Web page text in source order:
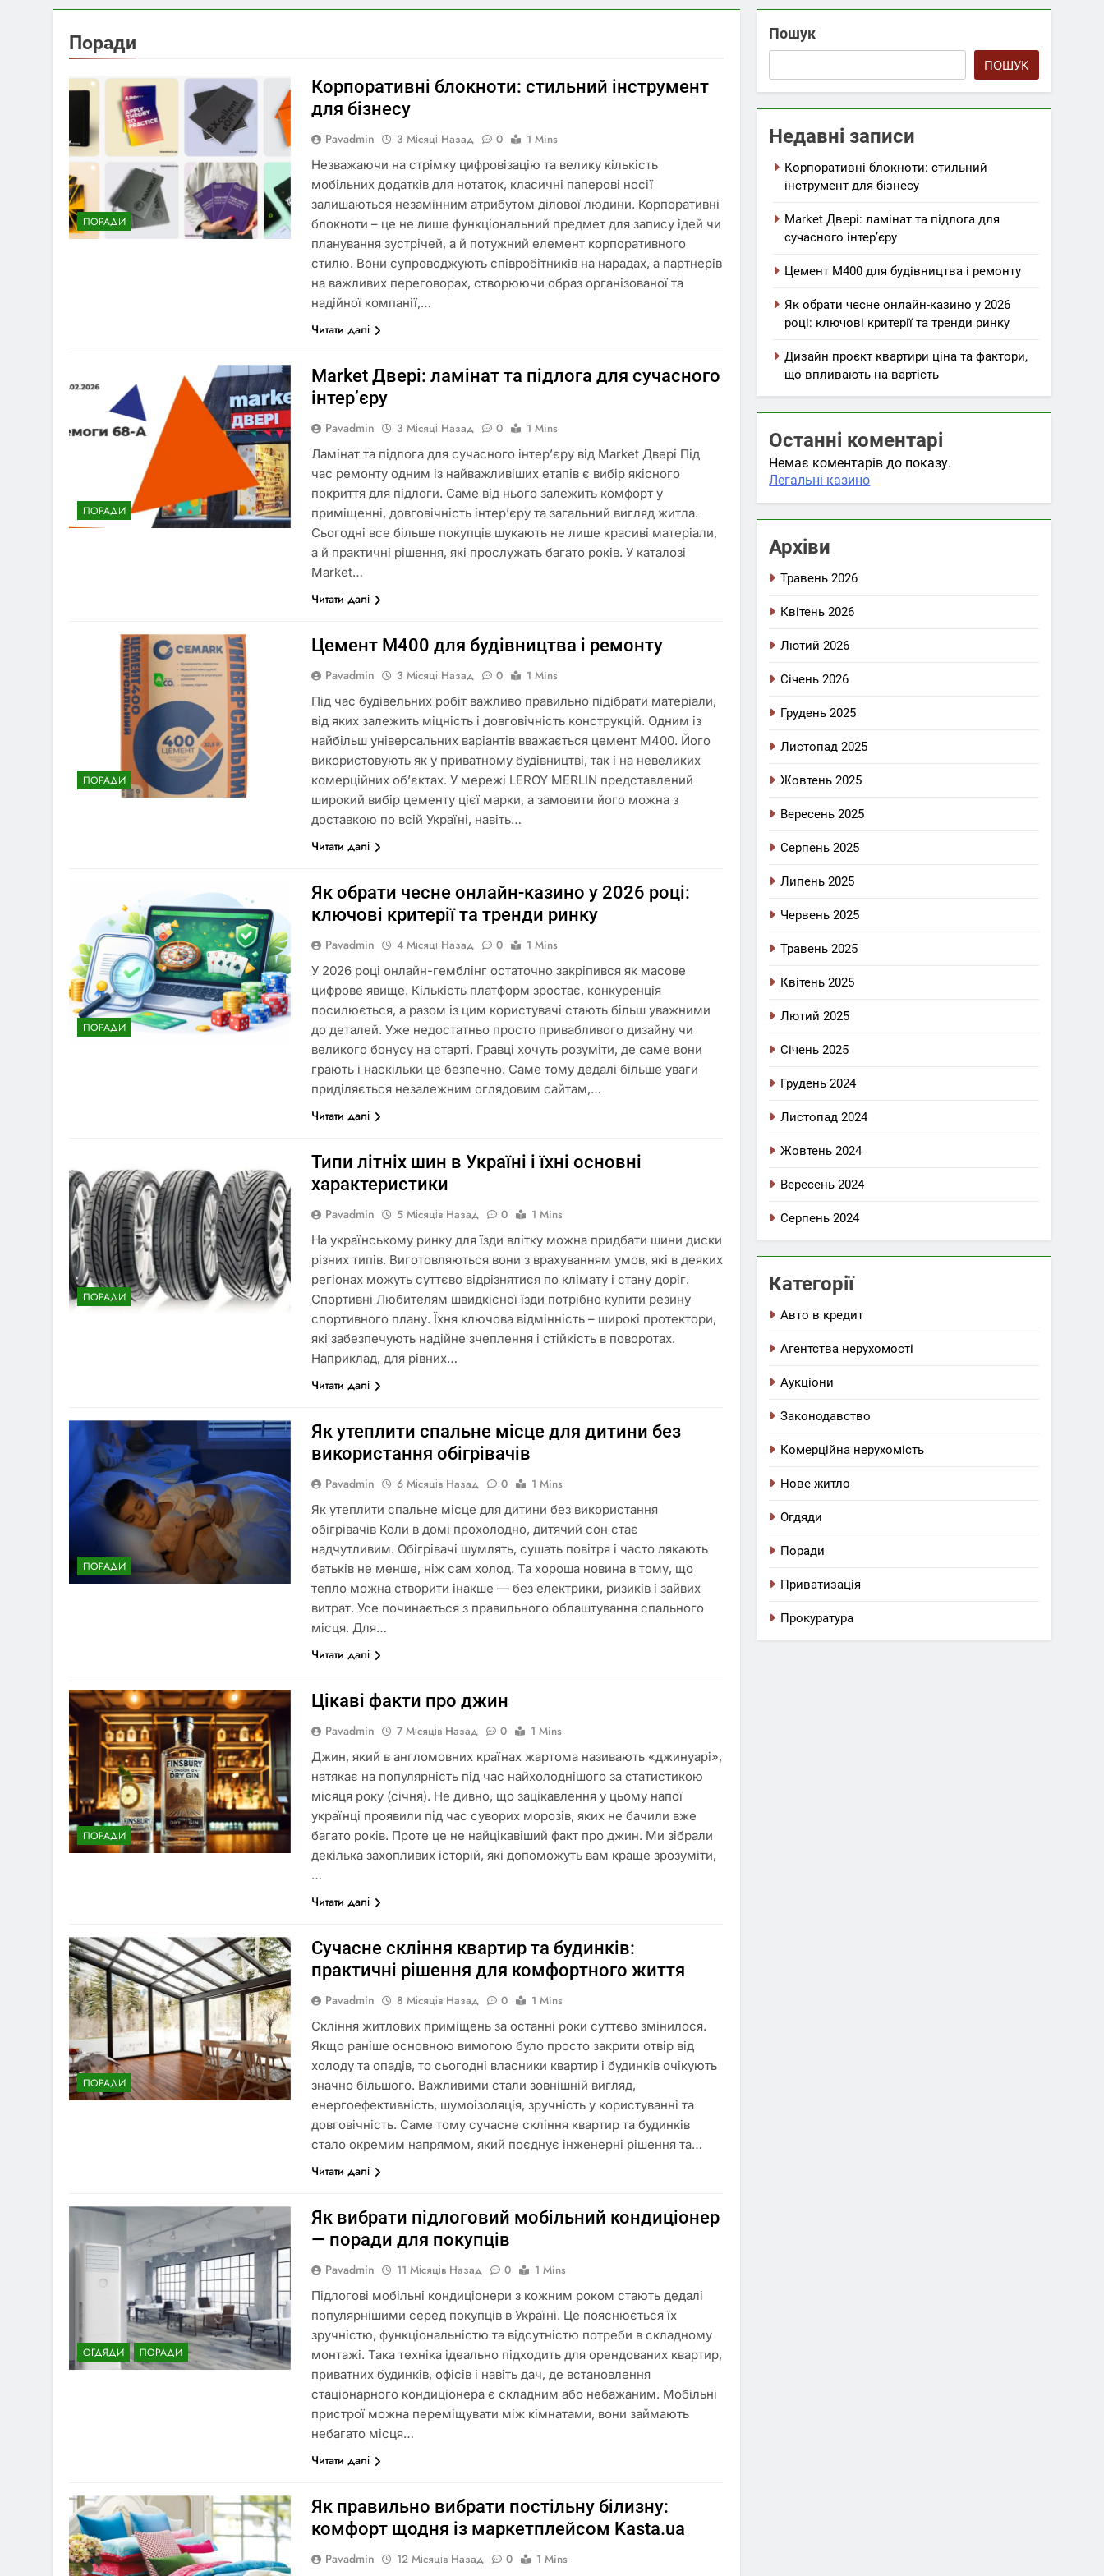
Поради
ПОРАДИ
Корпоративні блокноти: стильний інструмент
для бізнесу
Pavadmin 3 Місяці Назад 0
1 Mins
Незважаючи на стрімку цифровізацію та велику кількість
мобільних додатків для нотаток, класичні паперові носії
залишаються незамінним атрибутом ділової людини. Корпоративні
блокноти – це не лише функціональний предмет для запису ідей чи
планування зустрічей, а й потужний елемент корпоративного
стилю. Вони супроводжують співробітників на нарадах, а партнерів
на важливих переговорах, створюючи образ організованої та
надійної компанії,…
Читати далі
ПОРАДИ
Market Двері: ламінат та підлога для сучасного
інтер’єру
Pavadmin 3 Місяці Назад 0
1 Mins
Ламінат та підлога для сучасного інтер’єру від Market Двері Під
час ремонту одним із найважливіших етапів є вибір якісного
покриття для підлоги. Саме від нього залежить комфорт у
приміщенні, довговічність інтер’єру та загальний вигляд житла.
Сьогодні все більше покупців шукають не лише красиві матеріали,
а й практичні рішення, які прослужать багато років. У каталозі
Market…
Читати далі
ПОРАДИ
Цемент М400 для будівництва і ремонту
Pavadmin 3 Місяці Назад 0
1 Mins
Під час будівельних робіт важливо правильно підібрати матеріали,
від яких залежить міцність і довговічність конструкцій. Одним із
найбільш універсальних варіантів вважається цемент М400. Його
використовують як у приватному будівництві, так і на невеликих
комерційних об’єктах. У мережі LEROY MERLIN представлений
широкий вибір цементу цієї марки, а замовити його можна з
доставкою по всій Україні, навіть…
Читати далі
ПОРАДИ
Як обрати чесне онлайн-казино у 2026 році:
ключові критерії та тренди ринку
Pavadmin 4 Місяці Назад 0
1 Mins
У 2026 році онлайн-гемблінг остаточно закріпився як масове
цифрове явище. Кількість платформ зростає, конкуренція
посилюється, а разом із цим користувачі стають більш уважними
до деталей. Уже недостатньо просто привабливого дизайну чи
великого бонусу на старті. Гравці хочуть розуміти, де саме вони
грають і наскільки це безпечно. Саме тому дедалі більше уваги
приділяється незалежним оглядовим сайтам,…
Читати далі
ПОРАДИ
Типи літніх шин в Україні і їхні основні
характеристики
Pavadmin 5 Місяців Назад 0
1 Mins
На українському ринку для їзди влітку можна придбати шини диски
різних типів. Виготовляються вони з врахуванням умов, які в деяких
регіонах можуть суттєво відрізнятися по клімату і стану доріг.
Спортивні Любителям швидкісної їзди потрібно купити резину
спортивного плану. Їхня ключова відмінність – широкі протектори,
які забезпечують надійне зчеплення і стійкість в поворотах.
Наприклад, для рівних…
Читати далі
ПОРАДИ
Як утеплити спальне місце для дитини без
використання обігрівачів
Pavadmin 6 Місяців Назад 0
1 Mins
Як утеплити спальне місце для дитини без використання
обігрівачів Коли в домі прохолодно, дитячий сон стає
надчутливим. Обігрівачі шумлять, сушать повітря і часто лякають
батьків не менше, ніж сам холод. Та хороша новина в тому, що
тепло можна створити інакше — без електрики, ризиків і зайвих
витрат. Усе починається з правильного облаштування спального
місця. Для…
Читати далі
ПОРАДИ
Цікаві факти про джин
Pavadmin 7 Місяців Назад 0
1 Mins
Джин, який в англомовних країнах жартома називають «джинуарі»,
натякає на популярність під час найхолоднішого за статистикою
місяця року (січня). Не дивно, що зацікавлення у цьому напої
українці проявили під час суворих морозів, яких не бачили вже
багато років. Проте це не найцікавіший факт про джин. Ми зібрали
декілька захопливих історій, які допоможуть вам краще зрозуміти,
…
Читати далі
ПОРАДИ
Сучасне скління квартир та будинків:
практичні рішення для комфортного життя
Pavadmin 8 Місяців Назад 0
1 Mins
Скління житлових приміщень за останні роки суттєво змінилося.
Якщо раніше основною вимогою було просто закрити отвір від
холоду та опадів, то сьогодні власники квартир і будинків очікують
значно більшого. Важливими стали зовнішній вигляд,
енергоефективність, шумоізоляція, зручність у користуванні та
довговічність. Саме тому сучасне скління квартир та будинків
стало окремим напрямом, який поєднує інженерні рішення та…
Читати далі
ОГДЯДИ ПОРАДИ
Як вибрати підлоговий мобільний кондиціонер
— поради для покупців
Pavadmin 11 Місяців Назад 0
1 Mins
Підлогові мобільні кондиціонери з кожним роком стають дедалі
популярнішими серед покупців в Україні. Це пояснюється їх
зручністю, функціональністю та відсутністю потреби в складному
монтажі. Така техніка ідеально підходить для орендованих квартир,
приватних будинків, офісів і навіть дач, де встановлення
стаціонарного кондиціонера є складним або небажаним. Мобільні
пристрої можна переміщувати між кімнатами, вони займають
небагато місця…
Читати далі
Як правильно вибрати постільну білизну:
комфорт щодня із маркетплейсом Kasta.ua
Pavadmin 12 Місяців Назад 0 1 Mins
Пошук
ПОШУК
Недавні записи
Корпоративні блокноти: стильний
інструмент для бізнесу
Market Двері: ламінат та підлога для
сучасного інтер’єру
Цемент М400 для будівництва і ремонту
Як обрати чесне онлайн-казино у 2026
році: ключові критерії та тренди ринку
Дизайн проєкт квартири ціна та фактори,
що впливають на вартість
Останні коментарі
Немає коментарів до показу.
Легальні казино
Архіви
Травень 2026
Квітень 2026
Лютий 2026
Січень 2026
Грудень 2025
Листопад 2025
Жовтень 2025
Вересень 2025
Серпень 2025
Липень 2025
Червень 2025
Травень 2025
Квітень 2025
Лютий 2025
Січень 2025
Грудень 2024
Листопад 2024
Жовтень 2024
Вересень 2024
Серпень 2024
Категорії
Авто в кредит
Агентства нерухомості
Аукціони
Законодавство
Комерційна нерухомість
Нове житло
Огдяди
Поради
Приватизація
Прокуратура